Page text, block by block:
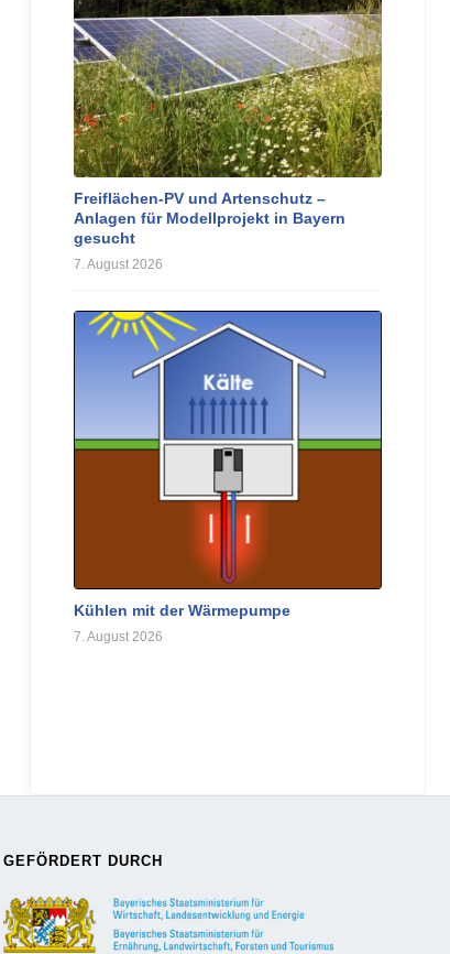
Freiflächen-PV und Artenschutz –
Anlagen für Modellprojekt in Bayern
gesucht
7. August 2026
Kühlen mit der Wärmepumpe
7. August 2026
GEFÖRDERT DURCH